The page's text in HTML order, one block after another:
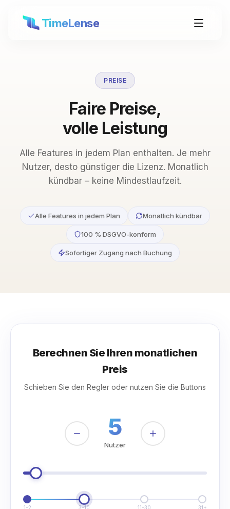
TimeLense
PREISE
Faire Preise,
volle Leistung
Alle Features in jedem Plan enthalten. Je mehr
Nutzer, desto günstiger die Lizenz. Monatlich
kündbar – keine Mindestlaufzeit.
Alle Features in jedem Plan Monatlich kündbar
100 % DSGVO-konform
Sofortiger Zugang nach Buchung
Berechnen Sie Ihren monatlichen
Preis
Schieben Sie den Regler oder nutzen Sie die Buttons
5
Nutzer
1–2 3–10 11–30 31+